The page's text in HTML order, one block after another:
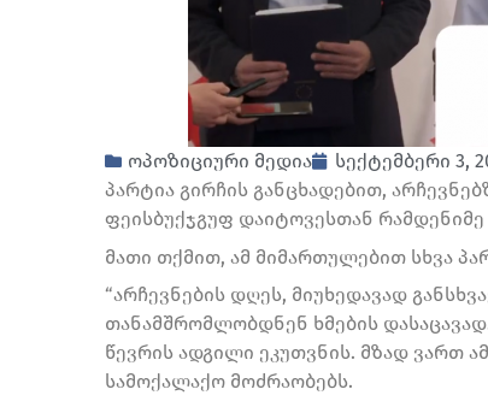
ოპოზიციური მედია
სექტემბერი 3,
პარტია გირჩის განცხადებით,
ფეისბუქჯგუფ დაიტოვესთან
მათი თქმით, ამ მიმართულებით სხვა
“არჩევნების დღეს, მიუხედავად
თანამშრომლობდნენ ხმების
წევრის ადგილი ეკუთვნის. მზად ვართ
სამოქალაქო მოძრაობებს.